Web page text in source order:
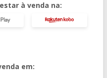
à venda na:
em: